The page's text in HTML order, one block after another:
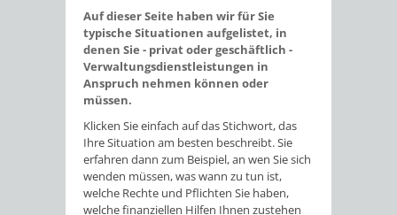
Auf dieser Seite haben wir für Sie
typische Situationen aufgelistet, in
denen Sie - privat oder geschäftlich -
Verwaltungsdienstleistungen in
Anspruch nehmen können oder
müssen.
Klicken Sie einfach auf das Stichwort, das
Ihre Situation am besten beschreibt. Sie
erfahren dann zum Beispiel, an wen Sie sich
wenden müssen, was wann zu tun ist,
welche Rechte und Pflichten Sie haben,
welche finanziellen Hilfen Ihnen zustehen